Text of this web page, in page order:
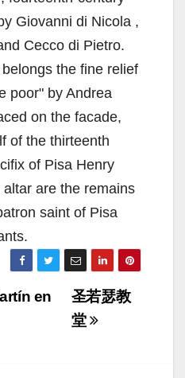
Giovanni di Nicola ,
Cecco di Pietro.
the fine relief
poor" by Andrea
on the facade,
of the thirteenth
of Pisa Henry
are the remains
saint of Pisa
圣若瑟教
堂
en